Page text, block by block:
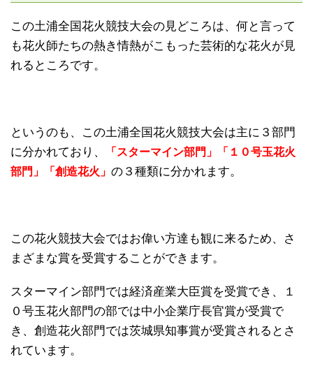
この土浦全国花火競技大会の見どころは、何と言って
も花火師たちの熱き情熱がこもった芸術的な花火が見
れるところです。
というのも、この土浦全国花火競技大会は主に３部門
に分かれており、
「スターマイン部門」「１０号玉花火
部門」「創造花火」 の３種類に分かれます。
この花火競技大会ではお偉い方達も観に来るため、さ
まざまな賞を受賞することができます。
スターマイン部門では経済産業大臣賞を受賞でき、１
０号玉花火部門の部では中小企業庁長官賞が受賞で
き、創造花火部門では茨城県知事賞が受賞されるとさ
れています。